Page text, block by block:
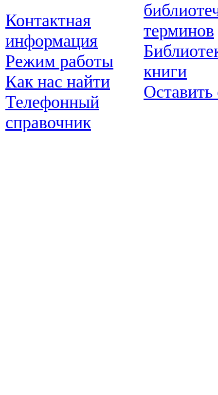
Контактная
информация
Режим работы
Как нас найти
Телефонный
справочник
терминов
книги
Оставить